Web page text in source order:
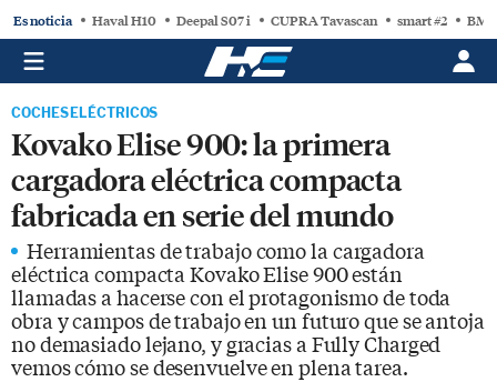
Es noticia Haval H10 Deepal S07 i CUPRA Tavascan smart #2
COCHES ELÉCTRICOS
Kovako Elise 900: la primera
cargadora eléctrica compacta
fabricada en serie del mundo
Herramientas de trabajo como la cargadora
eléctrica compacta Kovako Elise 900 están
llamadas a hacerse con el protagonismo de toda
obra y campos de trabajo en un futuro que se antoja
no demasiado lejano, y gracias a Fully Charged
vemos cómo se desenvuelve en plena tarea.